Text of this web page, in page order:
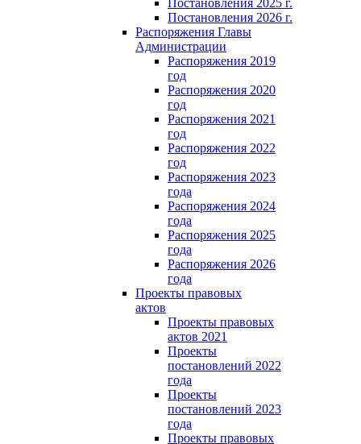
Постановления 2025 г.
Постановления 2026 г.
Распоряжения Главы
Администрации
Распоряжения 2019
год
Распоряжения 2020
год
Распоряжения 2021
год
Распоряжения 2022
год
Распоряжения 2023
года
Распоряжения 2024
года
Распоряжения 2025
года
Распоряжения 2026
года
Проекты правовых
актов
Проекты правовых
актов 2021
Проекты
постановлений 2022
года
Проекты
постановлений 2023
года
Проекты правовых